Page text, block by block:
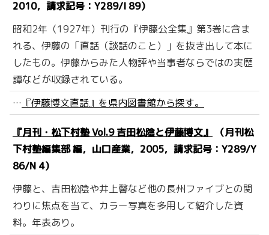
2010，請求記号：Y289/I 89）
昭和2年（1927年）刊行の『伊藤公全集』第3巻に含ま
れる、伊藤の「直話（談話のこと）」を抜き出して本に
したもの。伊藤からみた人物評や当事者ならではの実歴
譚などが収録されている。
… 『伊藤博文直話』を県内図書館から探す。
『月刊・松下村塾 Vol.9 吉田松陰と伊藤博文』
（月刊松
下村塾編集部 編，山口産業，2005，請求記号：Y289/Y
86/N 4）
伊藤と、吉田松陰や井上馨など他の長州ファイブとの関
わりに焦点を当て、カラー写真を多用して紹介した資
料。年表あり。